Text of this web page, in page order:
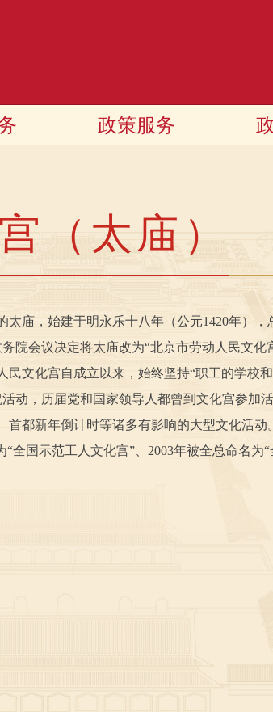
政策服务
（太庙）
，始建于明永乐十八年（公元1420年），
院会议决定将太庙改为“北京市劳动人民文
文化宫自成立以来，始终坚持“职工的学校
动，历届党和国家领导人都曾到文化宫参加
都新年倒计时等诸多有影响的大型文化活
国示范工人文化宫”、2003年被全总命名为“